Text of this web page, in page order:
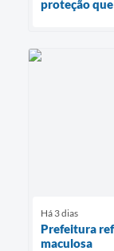
proteção
Há 3 dias
Prefeitura
maculosa